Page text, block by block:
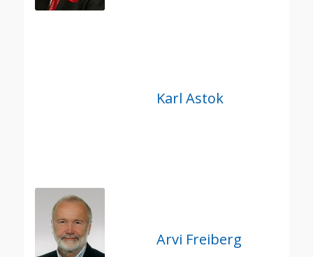
Karl Astok
Arvi Freiberg